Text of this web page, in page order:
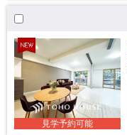
見学予約可能